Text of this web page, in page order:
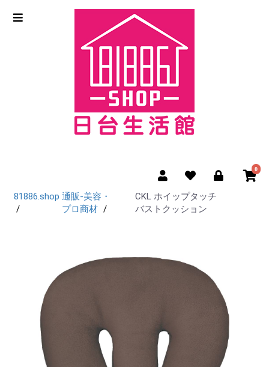
0
81886.shop 通販-美容・
プロ商材
CKL ホイップタッチ
バストクッション